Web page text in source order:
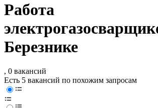
Работа
Березнике
, 0 вакансий
Есть 5 вакансий по похожим запросам